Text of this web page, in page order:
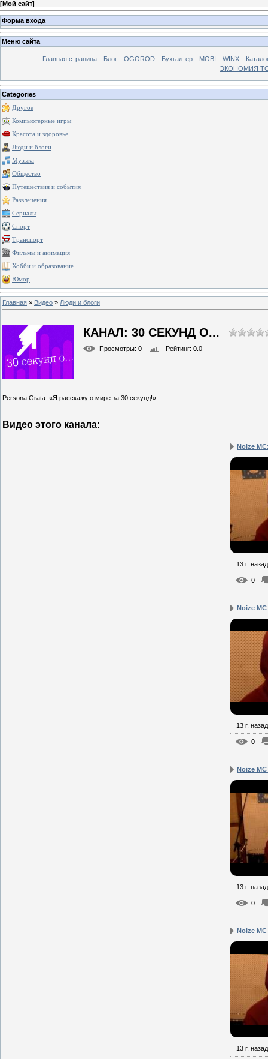
[Мой сайт]
Форма входа
Меню сайта
Главная страница Блог OGOROD Бухгалтер MOBI WINX
ЭКОНОМИЯ
Categories
Другое
Компьютерные игры
Красота и здоровье
Люди и блоги
Музыка
Общество
Путешествия и события
Развлечения
Сериалы
Спорт
Транспорт
Фильмы и анимация
Хобби и образование
Юмор
Главная » Видео » Люди и блоги
КАНАЛ: 30 СЕКУНД О...
Просмотры: 0 Рейтинг: 0.0
Persona Grata: «Я расскажу о мире за 30 секунд!»
Видео этого канала:
Noize
13 г. назад
0
Noize
13 г. назад
0
Noize
13 г. назад
0
Noize
13 г. назад